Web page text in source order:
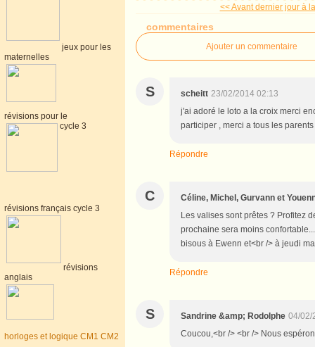
jeux pour les
maternelles
révisions pour le
cycle 3
révisions français cycle 3
révisions
anglais
horloges et logique CM1 CM2
<< Avant dernier jour à
commentaires
Ajouter un commentaire
S scheitt 23/02/2014 02:13
j'ai adoré le loto a la croix merci
participer , merci a tous les
Répondre
C
Céline, Michel, Gurvann et
Les valises sont prêtes ? Profitez
prochaine sera moins
bisous à Ewenn et<br /> à jeudi
Répondre
S Sandrine &amp; Rodolphe 04/02/
Coucou,<br /> <br /> Nous